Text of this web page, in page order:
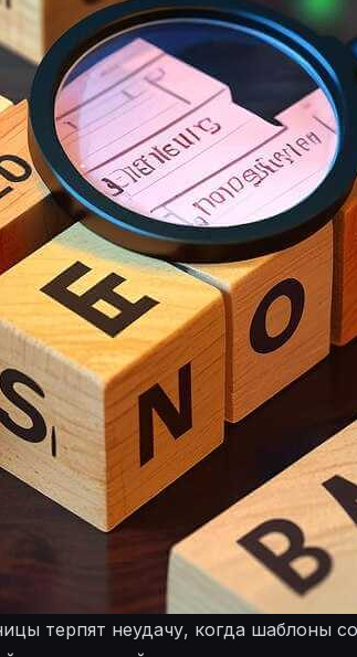
терпят неудачу, когда шаблоны